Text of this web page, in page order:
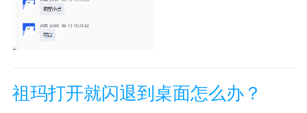
祖玛打开就闪退到桌面怎么办？